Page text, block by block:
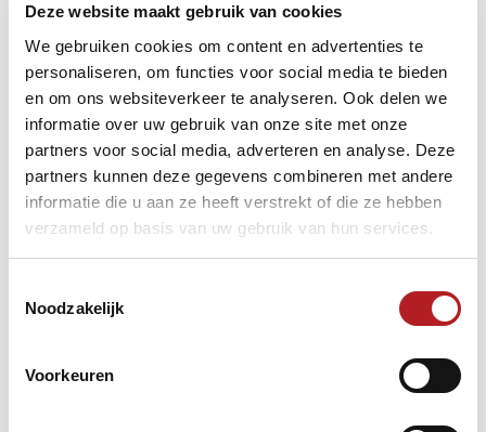
Deze website maakt gebruik van cookies
We gebruiken cookies om content en advertenties te
personaliseren, om functies voor social media te bieden
en om ons websiteverkeer te analyseren. Ook delen we
informatie over uw gebruik van onze site met onze
partners voor social media, adverteren en analyse. Deze
partners kunnen deze gegevens combineren met andere
informatie die u aan ze heeft verstrekt of die ze hebben
verzameld op basis van uw gebruik van hun services.
Noodzakelijk
Voorkeuren
In deze serie korte video's bespreekt Sam van Etten, jonge
topper in de klassieke spelsoorten, op eenvoudige en
toegankelijke wijze vijf biljartdisciplines: libre, ankerkader
47/2, ankerkader 71/2, bandstoten en driebanden.
De eerste video is een introductie in de bekendste en
meest traditionele biljartvariant: het libre, ook wel het vrij
spel. Hoe gaat dit precies in zijn werk?
Alle vijf besproken biljartdisciplines zijn onderdeel van het
NK Biljartvijfkamp, van 28 maart tot 1 april 2018 in Berlicum.
NK Biljartvijfkamp (KNBB)